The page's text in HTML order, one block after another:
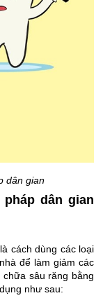
dân gian
dân gian
cách dùng các loại
để làm giảm các
sâu răng bằng
như sau: